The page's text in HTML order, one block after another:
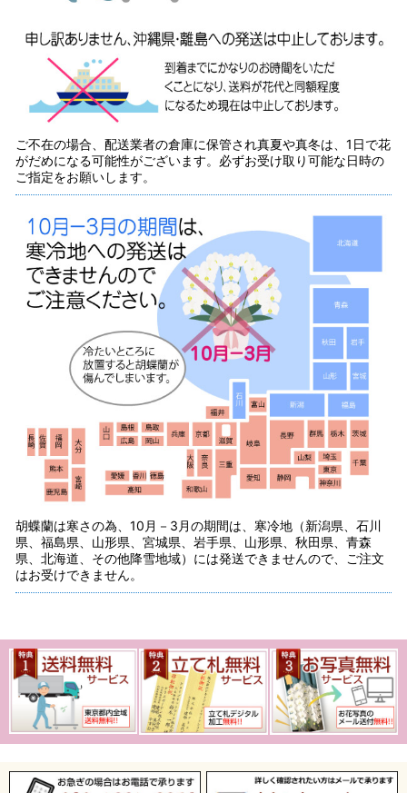
ご不在の場合、配送業者の倉庫に保管され真夏や真冬は、1日で花
がだめになる可能性がございます。必ずお受け取り可能な日時の
ご指定をお願いします。
胡蝶蘭は寒さの為、10月－3月の期間は、寒冷地（新潟県、石川
県、福島県、山形県、宮城県、岩手県、山形県、秋田県、青森
県、北海道、その他降雪地域）には発送できませんので、ご注文
はお受けできません。